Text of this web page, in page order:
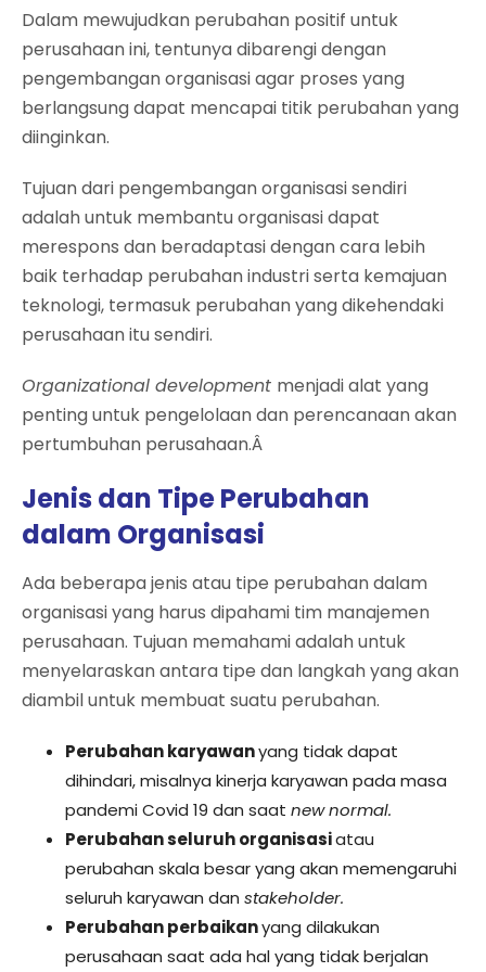
Dalam mewujudkan perubahan positif untuk
perusahaan ini, tentunya dibarengi dengan
pengembangan organisasi agar proses yang
berlangsung dapat mencapai titik perubahan yang
diinginkan.
Tujuan dari pengembangan organisasi sendiri
adalah untuk membantu organisasi dapat
merespons dan beradaptasi dengan cara lebih
baik terhadap perubahan industri serta kemajuan
teknologi, termasuk perubahan yang dikehendaki
perusahaan itu sendiri.
Organizational development menjadi alat yang
penting untuk pengelolaan dan perencanaan akan
pertumbuhan perusahaan.Â
Jenis dan Tipe Perubahan
dalam Organisasi
Ada beberapa jenis atau tipe perubahan dalam
organisasi yang harus dipahami tim manajemen
perusahaan. Tujuan memahami adalah untuk
menyelaraskan antara tipe dan langkah yang akan
diambil untuk membuat suatu perubahan.
Perubahan karyawanyang tidak dapat
dihindari, misalnya kinerja karyawan pada masa
pandemi Covid 19 dan saat new normal.
Perubahan seluruh organisasiatau
perubahan skala besar yang akan memengaruhi
seluruh karyawan dan stakeholder.
Perubahan perbaikanyang dilakukan
perusahaan saat ada hal yang tidak berjalan